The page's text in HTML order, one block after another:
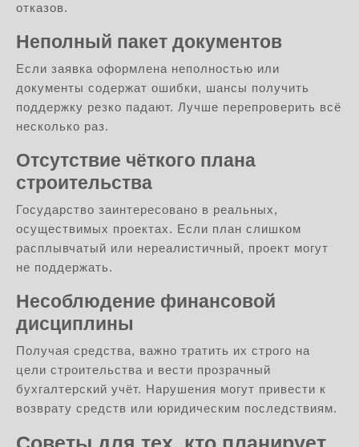
отказов.
Неполный пакет документов
Если заявка оформлена неполностью или
документы содержат ошибки, шансы получить
поддержку резко падают. Лучше перепроверить всё
несколько раз.
Отсутствие чёткого плана
строительства
Государство заинтересовано в реальных,
осуществимых проектах. Если план слишком
расплывчатый или нереалистичный, проект могут
не поддержать.
Несоблюдение финансовой
дисциплины
Получая средства, важно тратить их строго на
цели строительства и вести прозрачный
бухгалтерский учёт. Нарушения могут привести к
возврату средств или юридическим последствиям.